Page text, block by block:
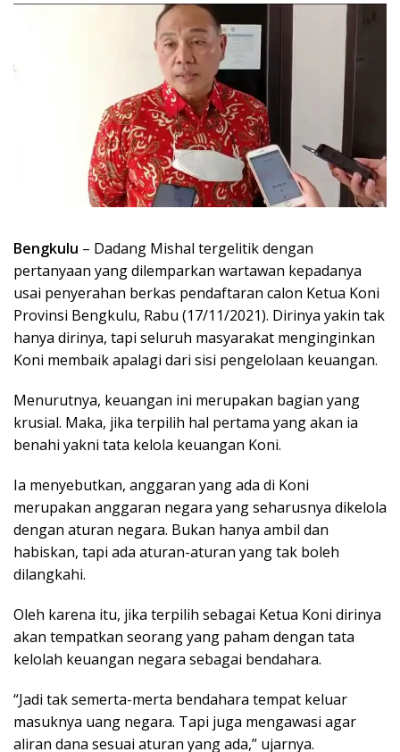
Bengkulu – Dadang Mishal tergelitik dengan
pertanyaan yang dilemparkan wartawan kepadanya
usai penyerahan berkas pendaftaran calon Ketua Koni
Provinsi Bengkulu, Rabu (17/11/2021). Dirinya yakin tak
hanya dirinya, tapi seluruh masyarakat menginginkan
Koni membaik apalagi dari sisi pengelolaan keuangan.
Menurutnya, keuangan ini merupakan bagian yang
krusial. Maka, jika terpilih hal pertama yang akan ia
benahi yakni tata kelola keuangan Koni.
Ia menyebutkan, anggaran yang ada di Koni
merupakan anggaran negara yang seharusnya dikelola
dengan aturan negara. Bukan hanya ambil dan
habiskan, tapi ada aturan-aturan yang tak boleh
dilangkahi.
Oleh karena itu, jika terpilih sebagai Ketua Koni dirinya
akan tempatkan seorang yang paham dengan tata
kelolah keuangan negara sebagai bendahara.
“Jadi tak semerta-merta bendahara tempat keluar
masuknya uang negara. Tapi juga mengawasi agar
aliran dana sesuai aturan yang ada,” ujarnya.